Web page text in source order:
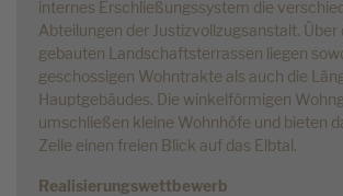
internes Erschließungssystem die
Abteilungen der Justizvollzugsanstalt. Über
gebauten Landschaftsterrassen liegen
geschossigen Wohntrakte als auch die
Hauptgebäudes. Die winkelförmigen
umschließen kleine Wohnhöfe und bieten
Zelle einen freien Blick auf das Elbtal.
Realisierungswettbewerb